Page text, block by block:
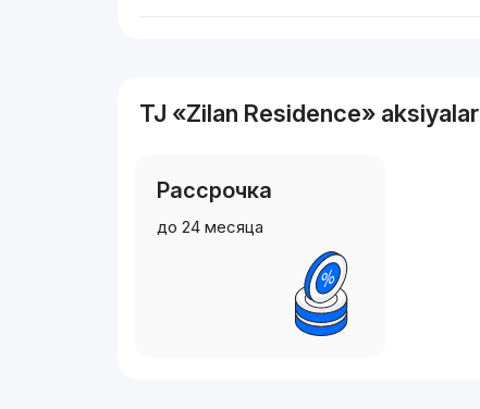
TJ «Zilan Residence» aksiyalar
Рассрочка
до 24 месяца